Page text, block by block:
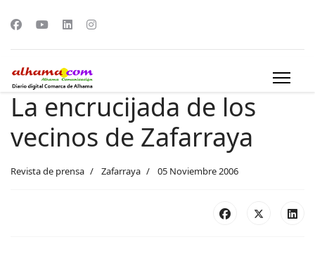
La encrucijada de los
vecinos de Zafarraya
Revista de prensa Zafarraya 05 Noviembre 2006